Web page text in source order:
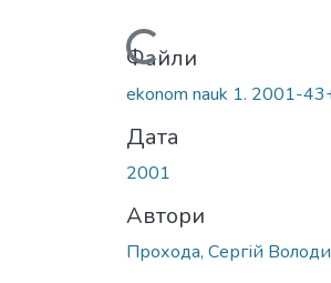
Вантажиться...
Файли
ekonom nauk 1. 2001-
Дата
2001
Автори
Прохода, Сергій